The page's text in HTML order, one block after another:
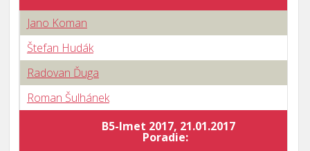
Jano Koman
Štefan Hudák
Radovan Ďuga
Roman Šulhánek
B5-Imet 2017, 21.01.2017
Poradie: